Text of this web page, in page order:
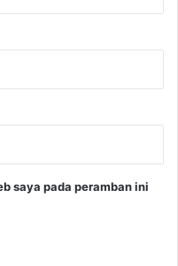
saya pada peramban ini